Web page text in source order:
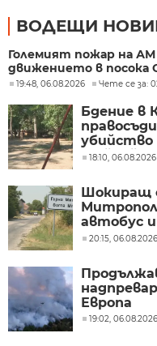
ВОДЕЩИ
Големият пожар на АМ
движението в посока
19:48, 06.08.2026 Чете се за:
Бдение в
убийство
18:10, 06.08.2026
Шокиращ
автобус
жегата
20:15, 06.08.2026
Европа
19:02, 06.08.2026